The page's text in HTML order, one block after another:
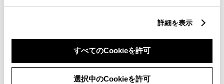
詳細を表示
すべてのCookieを許可
選択中のCookieを許可
※ グレードによって予防安全装置の設定が異なる場合があります。
ト車の区分が異なる場合があります。